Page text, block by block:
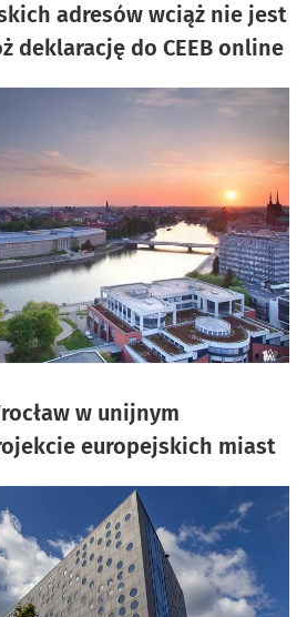
adresów wciąż nie jest
deklarację do CEEB online
w unijnym
europejskich miast